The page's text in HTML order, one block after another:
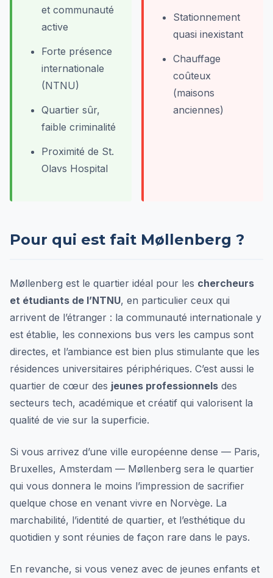
et communauté
active
Forte présence
internationale
(NTNU)
Quartier sûr,
faible criminalité
Proximité de St.
Olavs Hospital
Stationnement
quasi inexistant
Chauffage
coûteux
(maisons
anciennes)
Pour qui est fait Møllenberg ?
Møllenberg est le quartier idéal pour les chercheurs
et étudiants de l’NTNU, en particulier ceux qui
arrivent de l’étranger : la communauté internationale y
est établie, les connexions bus vers les campus sont
directes, et l’ambiance est bien plus stimulante que les
résidences universitaires périphériques. C’est aussi le
quartier de cœur des jeunes professionnels des
secteurs tech, académique et créatif qui valorisent la
qualité de vie sur la superficie.
Si vous arrivez d’une ville européenne dense — Paris,
Bruxelles, Amsterdam — Møllenberg sera le quartier
qui vous donnera le moins l’impression de sacrifier
quelque chose en venant vivre en Norvège. La
marchabilité, l’identité de quartier, et l’esthétique du
quotidien y sont réunies de façon rare dans le pays.
En revanche, si vous venez avec de jeunes enfants et